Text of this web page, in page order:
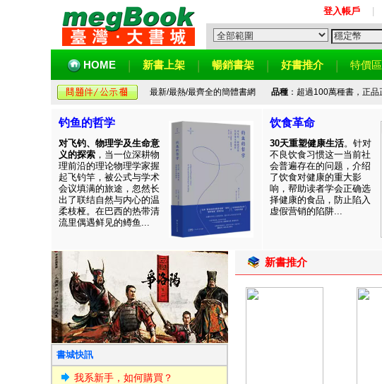
登入帳戶
HOME 新書上架 暢銷書架 好書推介 特價區
最新/最熱/最齊全的簡體書網 品種：超過100萬種書，正品
钓鱼的哲学
对飞钓、物理学及生命意
义的探索 ，当一位深耕物
理前沿的理论物理学家握
起飞钓竿，被公式与学术
会议填满的旅途，忽然长
出了联结自然与内心的温
柔枝桠。在巴西的热带清
流里偶遇鲜见的鳟鱼...
饮食革命
30天重塑健康生活。针对
不良饮食习惯这一当前社
会普遍存在的问题，介绍
了饮食对健康的重大影
响，帮助读者学会正确选
择健康的食品，防止陷入
虚假营销的陷阱...
書城快訊
我系新手，如何購買？
新書推介